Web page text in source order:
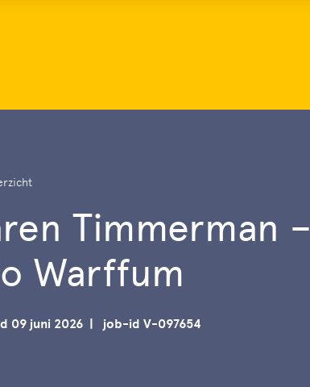
Timmerman –
Warffum
09 juni 2026 job-id V-097654